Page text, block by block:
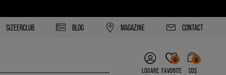
SIZEERCLUB BLOG MAGAZINE CONTACT
LOGARE
0
FAVORITE
0
COȘ